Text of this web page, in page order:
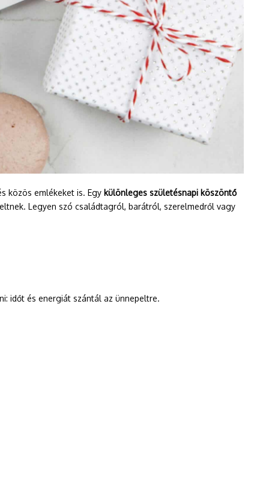
közös emlékeket is. Egy különleges születésnapi köszöntő
Legyen szó családtagról, barátról, szerelmedről vagy
időt és energiát szántál az ünnepeltre.